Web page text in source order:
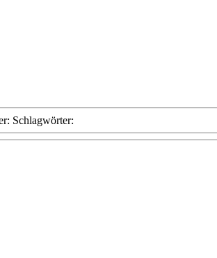
Schlagwörter: